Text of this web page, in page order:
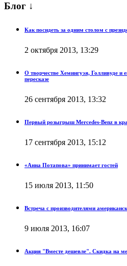
Блог ↓
Как посидеть за одним столом с
2 октября 2013, 13:29
О творчестве Хемингуэя, Голливуде и
пересказе
26 сентября 2013, 13:32
Первый розыгрыш Mercedes-Benz в
17 сентября 2013, 15:12
«Анна Потапова» принимает гостей
15 июля 2013, 11:50
Встреча с производителями
9 июля 2013, 16:07
Акция "Вместе дешевле". Скидка на